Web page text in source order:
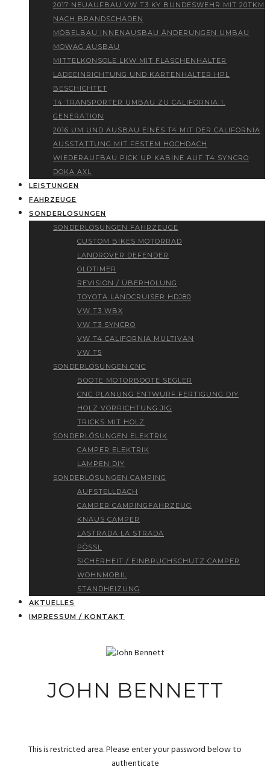
2017 NEUAUFBAU VW T3 KY BUNDESWEHR MIT 20TKM
NACH BRANDSCHADEN
MÖBELBAU INNENAUSBAU ÄNDERUNGEN UMBAU
MOWAG AUSBAU
MITTELKONSOLE LKW MIT FLASCHENHALTER
LADEEINRICHTUNG UND KARTENHALTER HPL
BESCHICHTET
T4 TRANSPORTER UMBAU ZU CALIFORNIA 1.
GENERATION
2016 UM UND AUSBAU EINES T4 MIT DER CALIFORNIA
AUSSTATTUNG MIT FESTEM HOCHDACH
WIEDERAUFBAU PICK UP KABINE AUF T4 SYNCRO
DOKA AXL
LEISTUNGEN
FAHRZEUGE
SONDERLÖSUNGEN
SONDERLÖSUNGEN FAHRZEUGE
CUSTOM BIKES MOTORRAD
LANDROVER DEFENDER
OLDTIMER
REVISION / ÜBERHOLUNG
TOYOTA LANDCRUISER HDJ80
VW T3 WBX
VW T3 SYNCRO
VW T4 CALIFORNIA MULTIVAN
VW T5
SONDERLÖSUNGEN CNC
BOOTE MOTORBOOTE SEGLER
CNC PLANUNG ENTWURF FERTIGUNG DIY
HOLZ VORRICHTUNG JIG
TRICKS MIT HOLZ
SONDERLÖSUNGEN ELEKTRIK
CAMPER ELEKTRIK
LAMPEN DIY
SONDERLÖSUNGEN CAMPING
AUFSTELLDACH
CAMPER CAMPINGFAHRZEUG
KNAUS CAMPER
LASTRADA LA STRADA
PÖSSL
SICHERHEIT / EINBRUCHSCHUTZ CAMPER
WOHNMOBIL
STANDHEIZUNG
AKTUELLES
IMPRESSUM / KONTAKT
JOHN BENNETT
This is restricted area. Please enter your password below to
authenticate